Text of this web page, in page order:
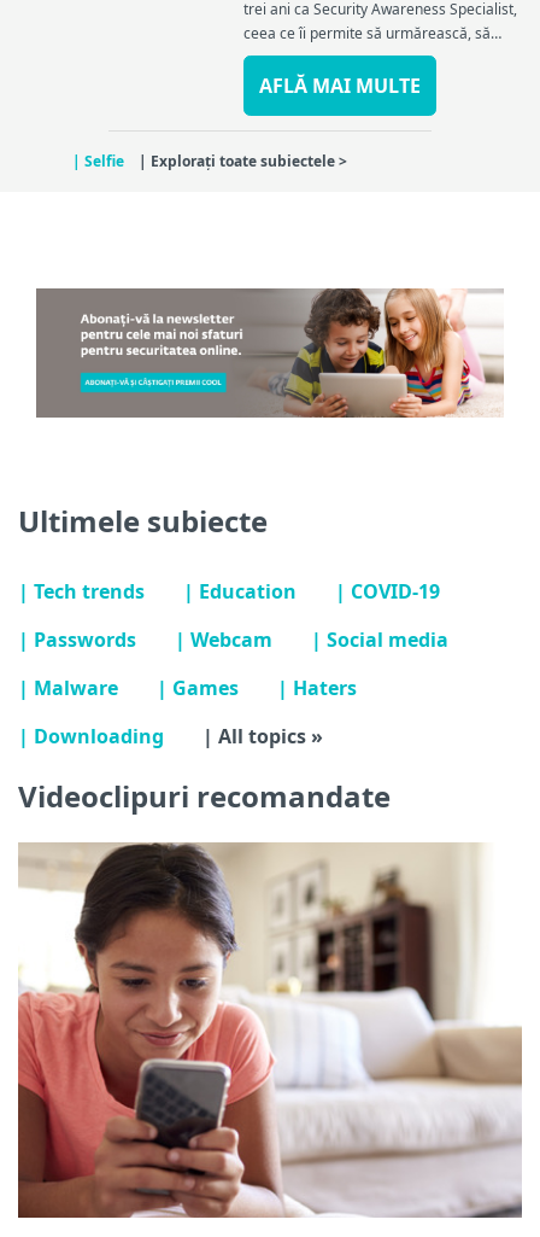
trei ani ca Security Awareness Specialist,
ceea ce îi permite să urmărească, să
scrie și să vorbească despre cele mai
recente amenințări în materie de
securitate cibernetică...
AFLĂ MAI MULTE
| Selfie | Explorați toate subiectele >
Ultimele subiecte
| Tech trends | Education
| COVID-19
| Passwords
| Webcam
| Social media
| Malware
| Games
| Haters
| Downloading
| All topics »
Videoclipuri recomandate